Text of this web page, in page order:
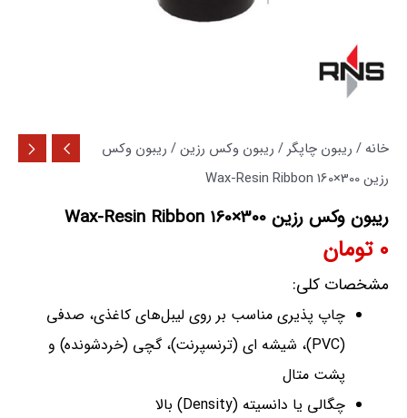
خانه / ریبون چاپگر/ ریبون وکس رزین/ ریبون وکس
رزین 300×160 Wax-Resin Ribbon
ریبون وکس رزین 300×160 Wax-Resin Ribbon
0 تومان
مشخصات کلی:
چاپ پذیری مناسب بر روی لیبل‌های کاغذی، صدفی
(PVC)، شیشه ای (ترنسپرنت)، گچی (خردشونده) و
پشت متال
چگالی یا دانسیته (Density) بالا